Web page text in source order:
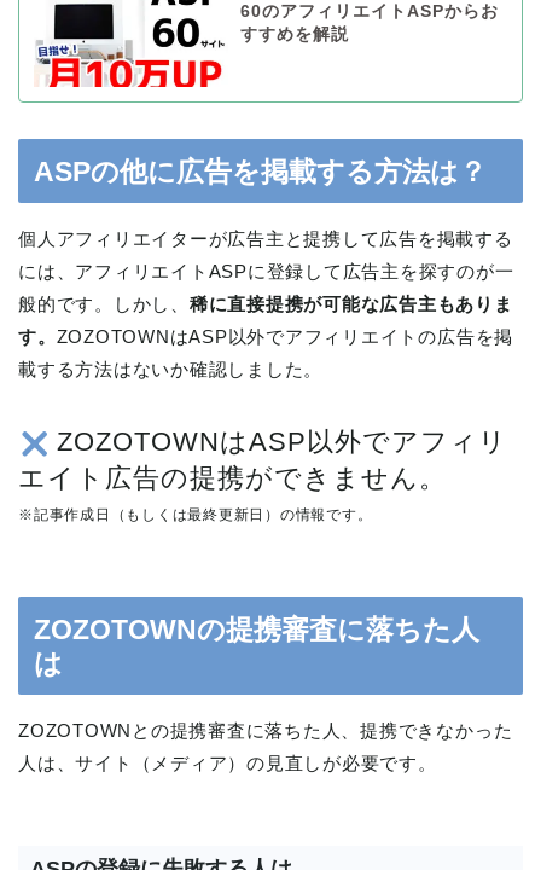
60のアフィリエイトASPからお
すすめを解説
ASPの他に広告を掲載する方法は？
個人アフィリエイターが広告主と提携して広告を掲載する
には、アフィリエイトASPに登録して広告主を探すのが一
般的です。しかし、 稀に直接提携が可能な広告主もありま
す。 ZOZOTOWNはASP以外でアフィリエイトの広告を掲
載する方法はないか確認しました。
ZOZOTOWNはASP以外でアフィリ
エイト広告の提携ができません。
※記事作成日（もしくは最終更新日）の情報です。
ZOZOTOWNの提携審査に落ちた人
は
ZOZOTOWNとの提携審査に落ちた人、提携できなかった
人は、サイト（メディア）の見直しが必要です。